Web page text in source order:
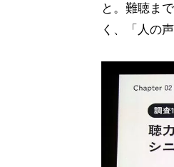
と。難聴ま
く、「人の